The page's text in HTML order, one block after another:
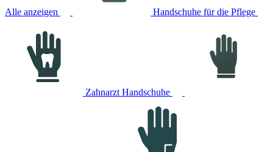
Alle anzeigen Handschuhe für die Pflege
Zahnarzt Handschuhe